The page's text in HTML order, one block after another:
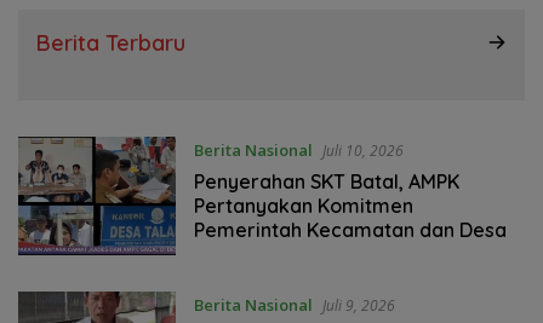
Berita Terbaru
Berita Nasional Juli 10, 2026
Penyerahan SKT Batal, AMPK
Pertanyakan Komitmen
Pemerintah Kecamatan dan Desa
Berita Nasional Juli 9, 2026